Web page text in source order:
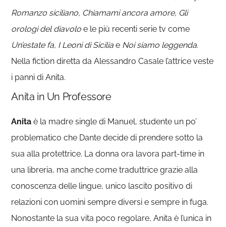
Romanzo siciliano, Chiamami ancora amore, Gli
orologi del diavolo e le più recenti serie tv come
Un’estate fa, I Leoni di Siciliae Noi siamo leggenda.
Nella fiction diretta da Alessandro Casale l’attrice veste
i panni di Anita.
Anita in Un Professore
Anitaè la madre single di Manuel, studente un po’
problematico che Dante decide di prendere sotto la
sua alla protettrice. La donna ora lavora part-time in
una libreria, ma anche come traduttrice grazie alla
conoscenza delle lingue, unico lascito positivo di
relazioni con uomini sempre diversi e sempre in fuga.
Nonostante la sua vita poco regolare, Anita è l’unica in